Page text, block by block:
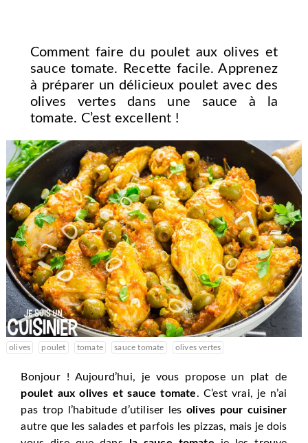
Comment faire du poulet aux olives et
sauce tomate. Recette facile. Apprenez
à préparer un délicieux poulet avec des
olives vertes dans une sauce à la
tomate. C’est excellent !
olives poulet tomate sauce tomate olives vertes
Bonjour ! Aujourd’hui, je vous propose un plat de
poulet aux olives et sauce tomate. C’est vrai, je n’ai
pas trop l’habitude d’utiliser les olives pour cuisiner
autre que les salades et parfois les pizzas, mais je dois